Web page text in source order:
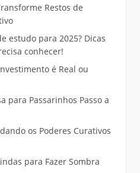
Restos de
estudo para 2025? Dicas
conhecer!
é Real ou
para Passarinhos Passo a
os Poderes Curativos
para Fazer Sombra